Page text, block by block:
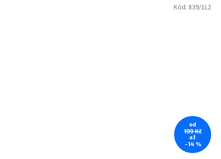
od
199 Kč
až
–14 %
Kód: 839/1L2